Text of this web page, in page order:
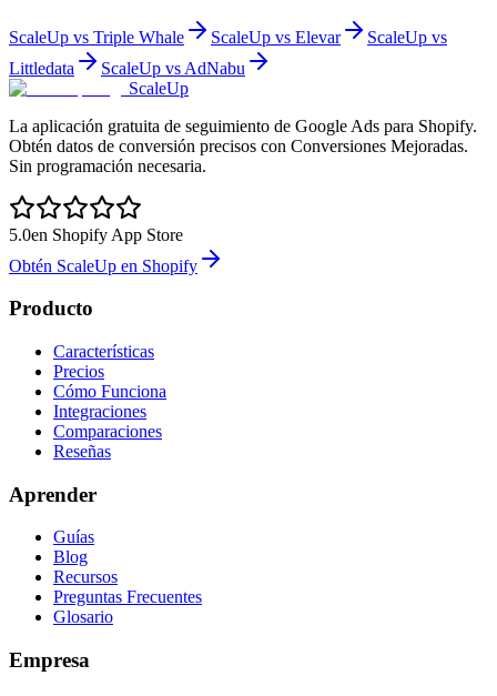
ScaleUp vs Triple Whale ScaleUp vs Elevar
ScaleUp vs
Littledata
ScaleUp vs AdNabu
ScaleUp
La aplicación gratuita de seguimiento de Google Ads para Shopify.
Obtén datos de conversión precisos con Conversiones Mejoradas.
Sin programación necesaria.
5.0en Shopify App Store
Obtén ScaleUp en Shopify
Producto
Características
Precios
Cómo Funciona
Integraciones
Comparaciones
Reseñas
Aprender
Guías
Blog
Recursos
Preguntas Frecuentes
Glosario
Empresa